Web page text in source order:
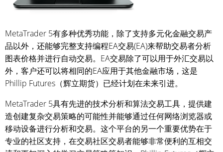
MetaTrader 5有多种优秀功能，除了支持多元化金融交易产
品以外，还能够完整支持编程EA交易(EA)来帮助交易者分析
图表价格并进行自动交易。EA交易除了可以用于外汇交易以
外，客户还可以将相同的EA应用于其他金融市场，这是
Phillip Futures（辉立期货）已经计划在未来引进。
MetaTrader 5具有先进的技术分析和算法交易工具，提供建
造创建复杂交易策略的可能性并能够通过任何网络浏览器或
移动设备进行分析和交易。这个平台的另一个重要优势在于
专业的社区支持，在交易社区交易者能够非常便利的互相交